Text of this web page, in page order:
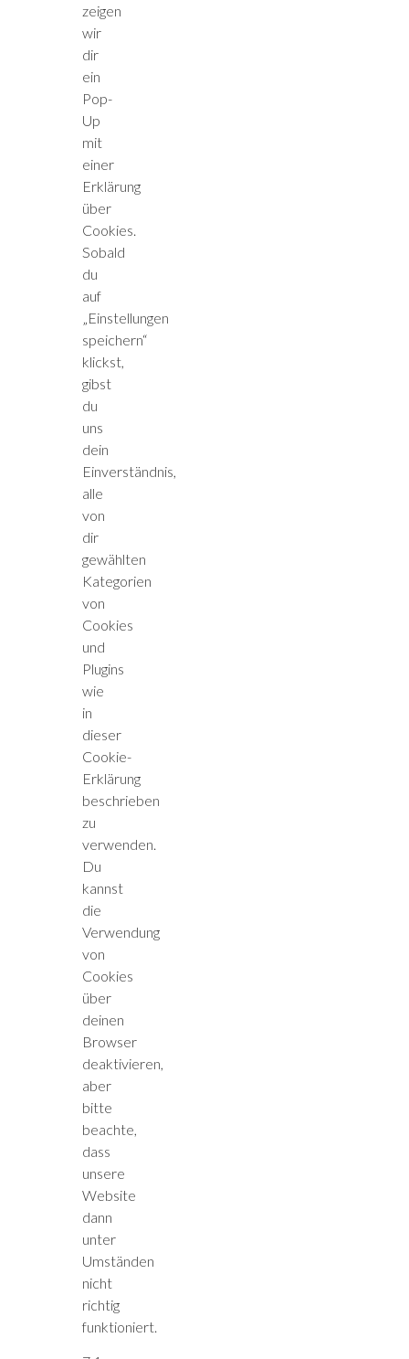
zeigen
wir
dir
ein
Pop-
Up
mit
einer
Erklärung
über
Cookies.
Sobald
du
auf
„Einstellungen
speichern“
klickst,
gibst
du
uns
dein
Einverständnis,
alle
von
dir
gewählten
Kategorien
von
Cookies
und
Plugins
wie
in
dieser
Cookie-
Erklärung
beschrieben
zu
verwenden.
Du
kannst
die
Verwendung
von
Cookies
über
deinen
Browser
deaktivieren,
aber
bitte
beachte,
dass
unsere
Website
dann
unter
Umständen
nicht
richtig
funktioniert.